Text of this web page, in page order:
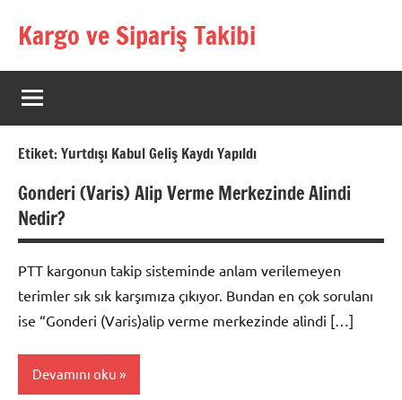
Kargo ve Sipariş Takibi
Kargo
Takip
Rehberi
Etiket:Yurtdışı Kabul Geliş Kaydı Yapıldı
Gonderi (Varis) Alip Verme Merkezinde Alindi
Nedir?
PTT kargonun takip sisteminde anlam verilemeyen
terimler sık sık karşımıza çıkıyor. Bundan en çok sorulanı
ise “Gonderi (Varis)alip verme merkezinde alindi […]
Devamını oku